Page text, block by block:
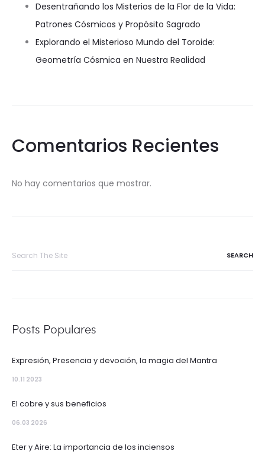
Desentrañando los Misterios de la Flor de la Vida:
Patrones Cósmicos y Propósito Sagrado
Explorando el Misterioso Mundo del Toroide:
Geometría Cósmica en Nuestra Realidad
Comentarios Recientes
No hay comentarios que mostrar.
Posts Populares
Expresión, Presencia y devoción, la magia del Mantra
10.11 2023
El cobre y sus beneficios
06.03 2026
Eter y Aire: La importancia de los inciensos